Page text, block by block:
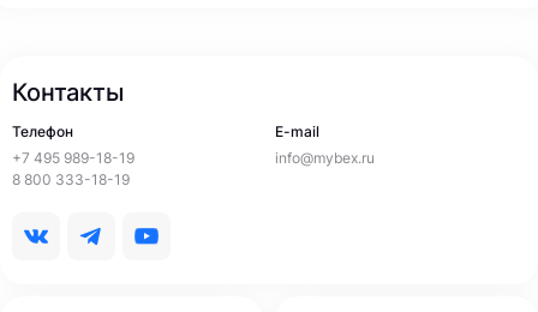
Контакты
Телефон
+7 495 989-18-19
8 800 333-18-19
E-mail
info@mybex.ru